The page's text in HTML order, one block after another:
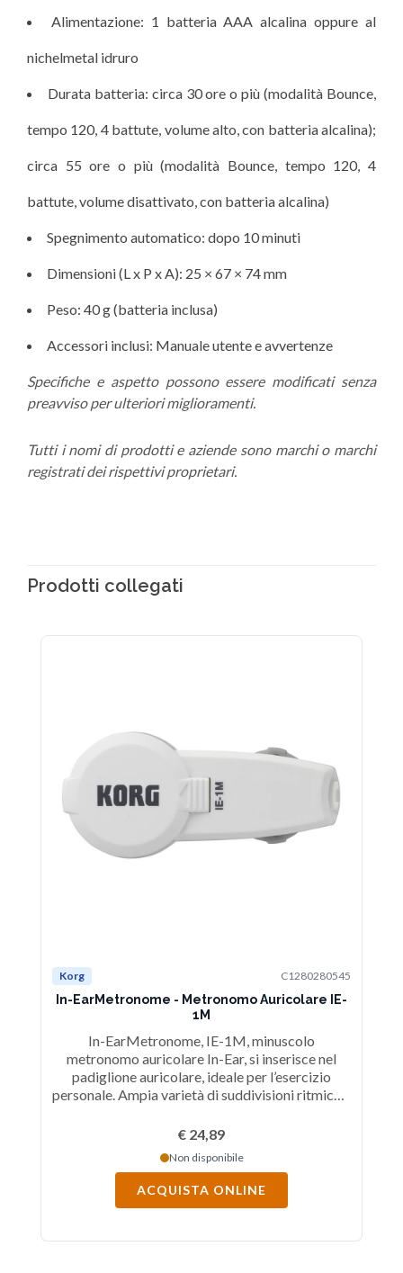
Alimentazione: 1 batteria AAA alcalina oppure al
nichelmetal idruro
Durata batteria: circa 30 ore o più (modalità Bounce,
tempo 120, 4 battute, volume alto, con batteria alcalina);
circa 55 ore o più (modalità Bounce, tempo 120, 4
battute, volume disattivato, con batteria alcalina)
Spegnimento automatico: dopo 10 minuti
Dimensioni (L x P x A): 25 × 67 × 74 mm
Peso: 40 g (batteria inclusa)
Accessori inclusi: Manuale utente e avvertenze
Specifiche e aspetto possono essere modificati senza
preavviso per ulteriori miglioramenti.
Tutti i nomi di prodotti e aziende sono marchi o marchi
registrati dei rispettivi proprietari.
Prodotti collegati
Korg C1280280545
In-EarMetronome - Metronomo Auricolare IE-
1M
In-EarMetronome, IE-1M, minuscolo
metronomo auricolare In-Ear, si inserisce nel
padiglione auricolare, ideale per l’esercizio
personale. Ampia varietà di suddivisioni ritmiche,
autonomia ca 200h, Backup della memoria, Ear
€ 24,89
Non disponibile
ACQUISTA ONLINE